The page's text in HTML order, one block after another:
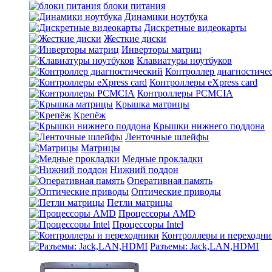
блоки питания
Динамики ноутбука
Дискретные видеокарты
Жесткие диски
Инверторы матриц
Клавиатуры ноутбуков
Контроллер
Контроллеры eXpress card
Контроллеры PCMCIA
Крышка матрицы
Крепёж
Крышки нижнего поддона
Ленточные шлейфы
Матрицы
Медные прокладки
Нижний поддон
Оперативная память
Оптические приводы
Петли матрицы
Процессоры AMD
Процессоры Intel
Контроллеры и
Разъемы: Jack,LAN,HDMI